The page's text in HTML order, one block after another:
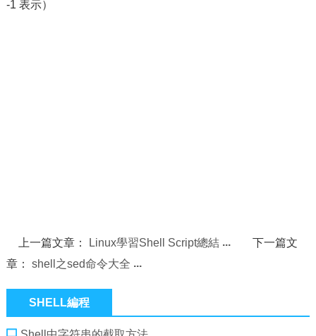
-1 表示）
上一篇文章： Linux學習Shell Script總結
下一篇文
章： shell之sed命令大全
SHELL編程